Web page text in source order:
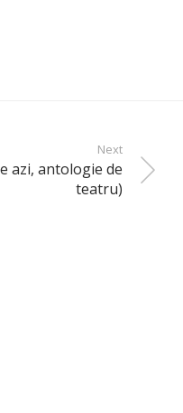
Next
azi, antologie de
teatru)